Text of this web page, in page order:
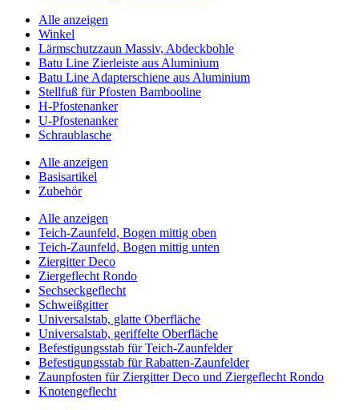
Alle anzeigen
Winkel
Lärmschutzzaun Massiv, Abdeckbohle
Batu Line Zierleiste aus Aluminium
Batu Line Adapterschiene aus Aluminium
Stellfuß für Pfosten Bambooline
H-Pfostenanker
U-Pfostenanker
Schraublasche
Alle anzeigen
Basisartikel
Zubehör
Alle anzeigen
Teich-Zaunfeld, Bogen mittig oben
Teich-Zaunfeld, Bogen mittig unten
Ziergitter Deco
Ziergeflecht Rondo
Sechseckgeflecht
Schweißgitter
Universalstab, glatte Oberfläche
Universalstab, geriffelte Oberfläche
Befestigungsstab für Teich-Zaunfelder
Befestigungsstab für Rabatten-Zaunfelder
Zaunpfosten für Ziergitter Deco und Ziergeflecht Rondo
Knotengeflecht